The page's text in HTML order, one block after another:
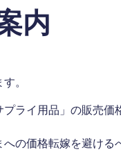
内
。
ライ用品」の販売
の価格転嫁を避ける